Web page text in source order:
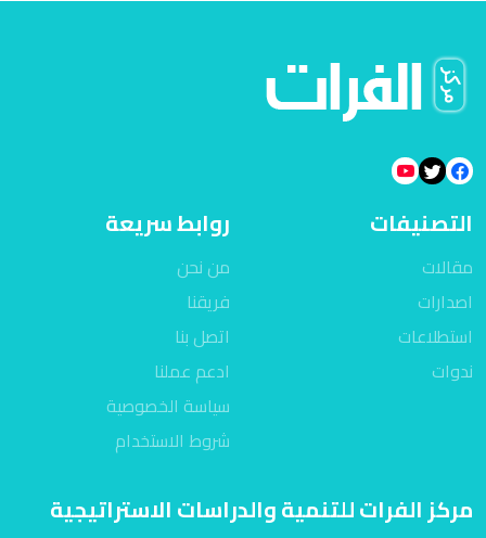
التصنيفات
مقالات
اصدارات
استطلاعات
ندوات
روابط سريعة
من نحن
فريقنا
اتصل بنا
ادعم عملنا
سياسة الخصوصية
شروط الاستخدام
مركز الفرات للتنمية والدراسات الاستراتيجية